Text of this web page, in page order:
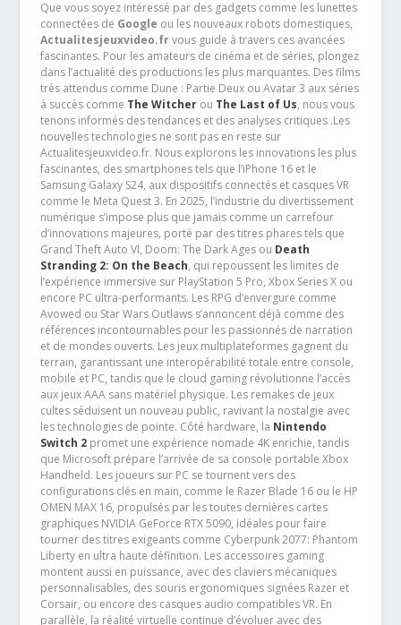
Que vous soyez intéressé par des gadgets comme les lunettes
connectées de Google ou les nouveaux robots domestiques,
Actualitesjeuxvideo.frvous guide à travers ces avancées
fascinantes. Pour les amateurs de cinéma et de séries, plongez
dans l’actualité des productions les plus marquantes. Des films
très attendus comme Dune : Partie Deux ou Avatar 3 aux séries
à succès comme The Witcherou The Last of Us, nous vous
tenons informés des tendances et des analyses critiques .Les
nouvelles technologies ne sont pas en reste sur
Actualitesjeuxvideo.fr. Nous explorons les innovations les plus
fascinantes, des smartphones tels que l’iPhone 16 et le
Samsung Galaxy S24, aux dispositifs connectés et casques VR
comme le Meta Quest 3. En 2025, l’industrie du divertissement
numérique s’impose plus que jamais comme un carrefour
d’innovations majeures, porté par des titres phares tels que
Grand Theft Auto VI, Doom: The Dark Ages ou Death
Stranding 2: On the Beach, qui repoussent les limites de
l’expérience immersive sur PlayStation 5 Pro, Xbox Series X ou
encore PC ultra-performants. Les RPG d’envergure comme
Avowed ou Star Wars Outlaws s’annoncent déjà comme des
références incontournables pour les passionnés de narration
et de mondes ouverts. Les jeux multiplateformes gagnent du
terrain, garantissant une interopérabilité totale entre console,
mobile et PC, tandis que le cloud gaming révolutionne l’accès
aux jeux AAA sans matériel physique. Les remakes de jeux
cultes séduisent un nouveau public, ravivant la nostalgie avec
les technologies de pointe. Côté hardware, la Nintendo
Switch 2promet une expérience nomade 4K enrichie, tandis
que Microsoft prépare l’arrivée de sa console portable Xbox
Handheld. Les joueurs sur PC se tournent vers des
configurations clés en main, comme le Razer Blade 16 ou le HP
OMEN MAX 16, propulsés par les toutes dernières cartes
graphiques NVIDIA GeForce RTX 5090, idéales pour faire
tourner des titres exigeants comme Cyberpunk 2077: Phantom
Liberty en ultra haute définition. Les accessoires gaming
montent aussi en puissance, avec des claviers mécaniques
personnalisables, des souris ergonomiques signées Razer et
Corsair, ou encore des casques audio compatibles VR. En
parallèle, la réalité virtuelle continue d’évoluer avec des